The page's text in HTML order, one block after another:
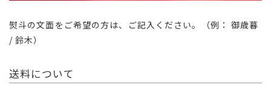
熨斗の文面をご希望の方は、ご記入ください。（例： 御歳暮
/ 鈴木）
送料について